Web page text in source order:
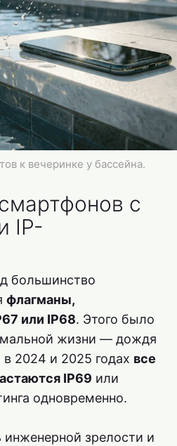
к вечеринке у бассейна.
с
IP-
большинство
флагманы,
или IP68. Этого было
жизни — дождя
2024 и 2025 годах все
IP69 или
одновременно.
инженерной зрелости и